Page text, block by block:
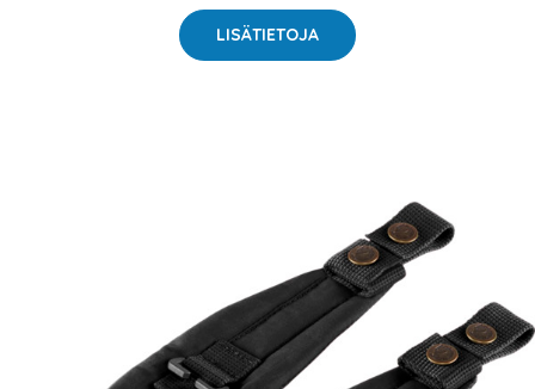
LISÄTIETOJA